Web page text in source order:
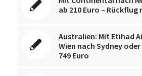
ab 210 Euro –
Australien: Mit Etihad
Wien nach Sydney
749 Euro